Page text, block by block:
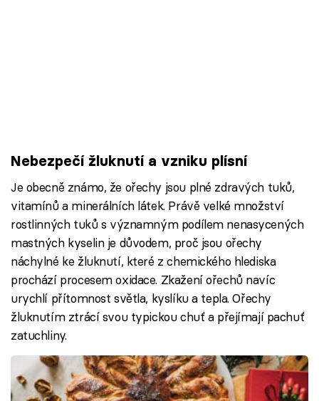
Nebezpečí žluknutí a vzniku plísní
Je obecně známo, že ořechy jsou plné zdravých tuků,
vitamínů a minerálních látek. Právě velké množství
rostlinných tuků s významným podílem nenasycených
mastných kyselin je důvodem, proč jsou ořechy
náchylné ke žluknutí, které z chemického hlediska
prochází procesem oxidace. Zkažení ořechů navíc
urychlí přítomnost světla, kyslíku a tepla. Ořechy
žluknutím ztrácí svou typickou chuť a přejímají pachuť
zatuchliny.